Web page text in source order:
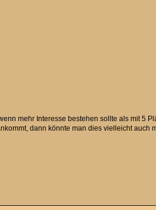
mehr Interesse bestehen sollte als mit 5
dann könnte man dies vielleicht